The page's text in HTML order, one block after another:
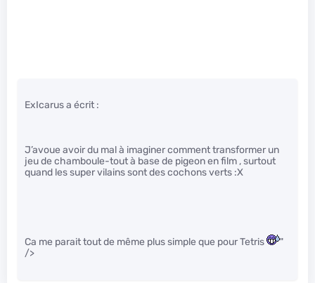
ExIcarus a écrit :
J’avoue avoir du mal à imaginer comment transformer un
jeu de chamboule-tout à base de pigeon en film , surtout
quand les super vilains sont des cochons verts :X
Ca me parait tout de même plus simple que pour Tetris
"
/>